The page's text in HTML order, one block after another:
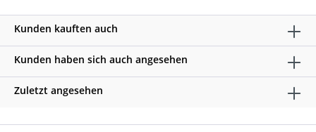
Kunden kauften auch
Kunden haben sich auch angesehen
Zuletzt angesehen